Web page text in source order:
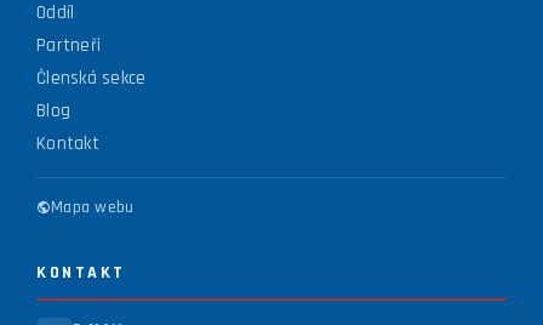
Oddíl
Partneři
Členská sekce
Blog
Kontakt
Mapa webu
KONTAKT